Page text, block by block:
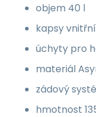
objem 40 l
kapsy
úchyty pro
materiál
zádový
hmotnost